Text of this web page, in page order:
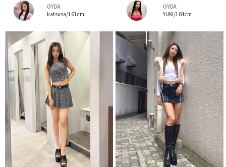
GYDA
katsusa/161cm
GYDA
YUKI/164cm